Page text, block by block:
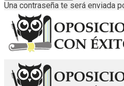
Una contraseña te será enviada